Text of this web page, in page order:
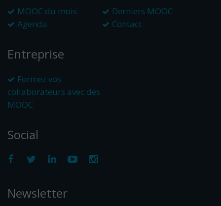
MOOC du mois
Derniers MOOC
Agenda
Contact
Entreprise
Formez vos
collaborateurs avec des
MOOC
Social
Newsletter